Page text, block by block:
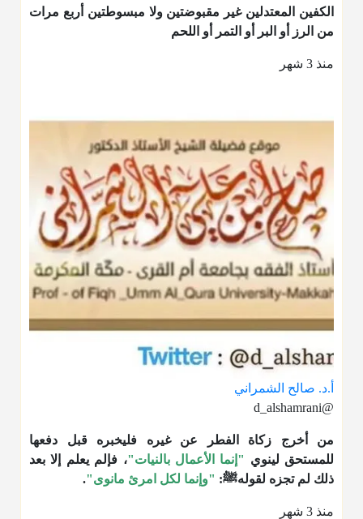
الكفين المعتدلين غير مقبوضتين ولا مبسوطتين أربع مرات
من الرز أو البر أو التمر أو اللحم
منذ 3 شهر
أ.د. صالح الشمراني
@d_alshamrani
من أخرج زكاة الفطر عن غيره فليخبره قبل دفعها
للمستحق لينوي "إنما الأعمال بالنيات"، فإلم يعلم إلا بعد
ذلك لم تجزه لقولهﷺ: "وإنما لكل امرئ مانوى".
منذ 3 شهر